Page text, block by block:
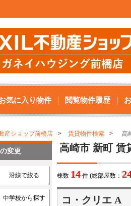
気に入り物件 閲覧物件履歴
産ショップ前橋店 賃貸物件検索 高
高崎市 新町 賃
棟数 14 件 (総部屋数：
コ・クリエ A
変更
沿線で絞る
中学校から探す